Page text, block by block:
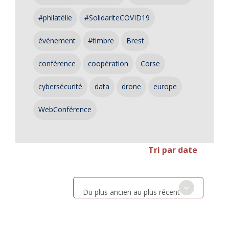
#philatélie #SolidariteCOVID19
événement #timbre Brest
conférence coopération Corse
cybersécurité data drone europe
WebConférence
Tri par date
Du plus ancien au plus récent